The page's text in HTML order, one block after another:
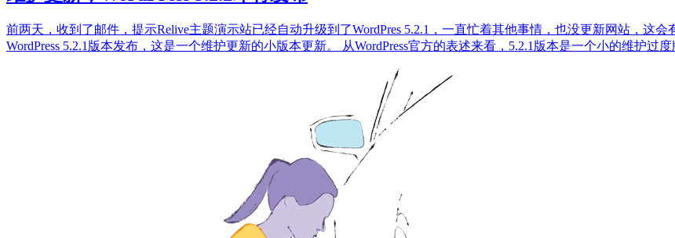
前两天，收到了邮件，提示Relive主题演示站已经自动升级到了WordPres 5.2.1，一直忙着其他事情，也没更新网站，这会
WordPress 5.2.1版本发布，这是一个维护更新的小版本更新。 从WordPress官方的表述来看，5.2.1版本是一个小的维护过